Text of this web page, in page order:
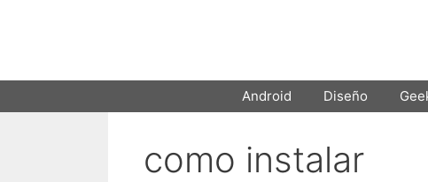
Android Diseño
como instalar